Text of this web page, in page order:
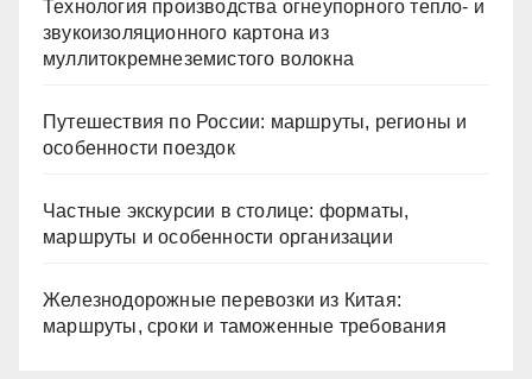
Технология производства огнеупорного тепло- и
звукоизоляционного картона из
муллитокремнеземистого волокна
Путешествия по России: маршруты, регионы и
особенности поездок
Частные экскурсии в столице: форматы,
маршруты и особенности организации
Железнодорожные перевозки из Китая:
маршруты, сроки и таможенные требования